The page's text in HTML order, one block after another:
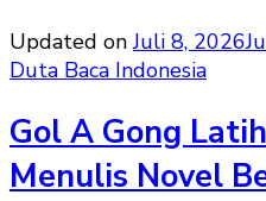
Updated onJuli 8, 2026
Duta Baca Indonesia
Gol A Gong
Menulis Novel